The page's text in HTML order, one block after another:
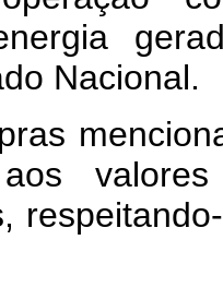
Nacional.
valores